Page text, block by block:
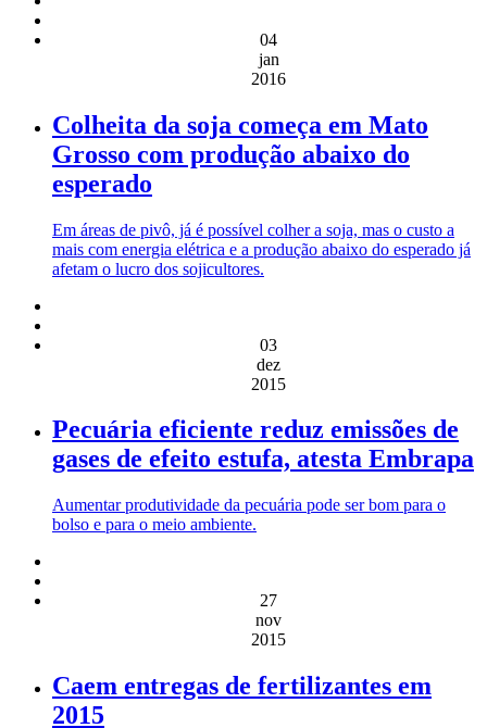
04
jan
2016
Colheita da soja começa em Mato
Grosso com produção abaixo do
esperado
Em áreas de pivô, já é possível colher a soja, mas o custo a
mais com energia elétrica e a produção abaixo do esperado já
afetam o lucro dos sojicultores.
03
dez
2015
Pecuária eficiente reduz emissões de
gases de efeito estufa, atesta Embrapa
Aumentar produtividade da pecuária pode ser bom para o
bolso e para o meio ambiente.
27
nov
2015
Caem entregas de fertilizantes em
2015